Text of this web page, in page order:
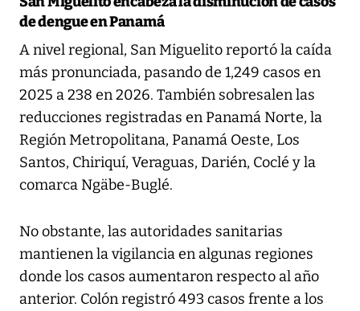
de dengue en Panamá
A nivel regional, San Miguelito reportó la caída
más pronunciada, pasando de 1,249 casos en
2025 a 238 en 2026. También sobresalen las
reducciones registradas en Panamá Norte, la
Región Metropolitana, Panamá Oeste, Los
Santos, Chiriquí, Veraguas, Darién, Coclé y la
comarca Ngäbe-Buglé.
No obstante, las autoridades sanitarias
mantienen la vigilancia en algunas regiones
donde los casos aumentaron respecto al año
anterior. Colón registró 493 casos frente a los